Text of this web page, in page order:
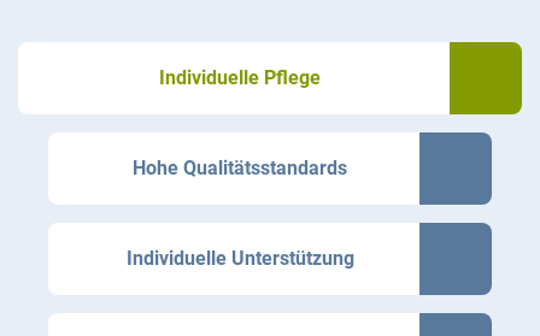
Individuelle Pflege
Hohe Qualitätsstandards
Individuelle Unterstützung